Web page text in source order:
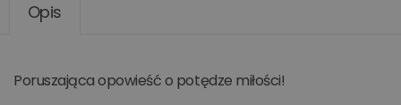
Opis
Poruszająca opowieść o potędze miłości!